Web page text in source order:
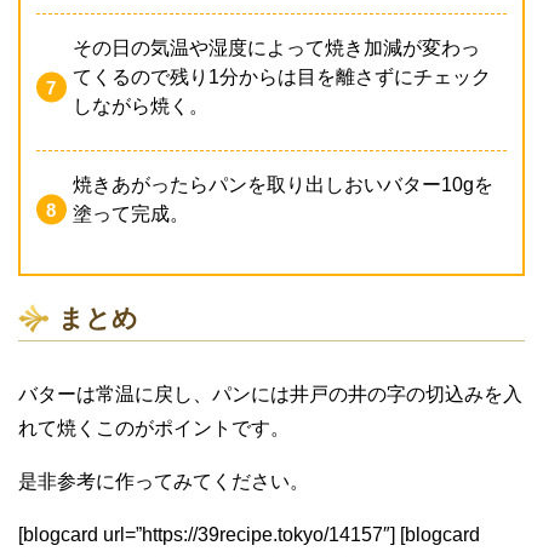
その日の気温や湿度によって焼き加減が変わっ
てくるので残り1分からは目を離さずにチェック
しながら焼く。
焼きあがったらパンを取り出しおいバター10gを
塗って完成。
まとめ
バターは常温に戻し、パンには井戸の井の字の切込みを入
れて焼くこのがポイントです。
是非参考に作ってみてください。
[blogcard url=”https://39recipe.tokyo/14157″] [blogcard